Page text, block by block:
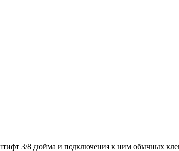
3/8 дюйма и подключения к ним обычных